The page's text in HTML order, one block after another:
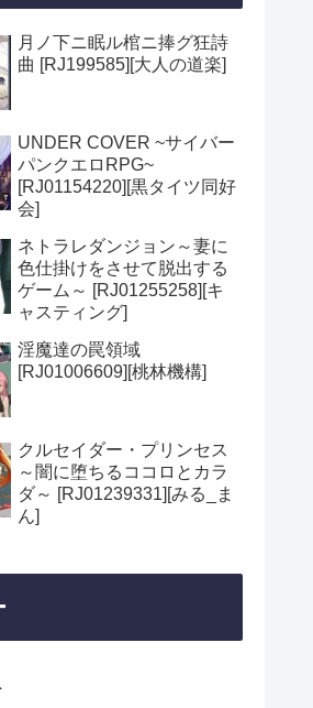
月ノ下ニ眠ル棺ニ捧グ狂詩
曲 [RJ199585][大人の道楽]
UNDER COVER ~サイバー
パンクエロRPG~
[RJ01154220][黒タイツ同好
会]
ネトラレダンジョン～妻に
色仕掛けをさせて脱出する
ゲーム～ [RJ01255258][キ
ャスティング]
淫魔達の罠領域
[RJ01006609][桃林機構]
クルセイダー・プリンセス
～闇に堕ちるココロとカラ
ダ～ [RJ01239331][みる_ま
ん]